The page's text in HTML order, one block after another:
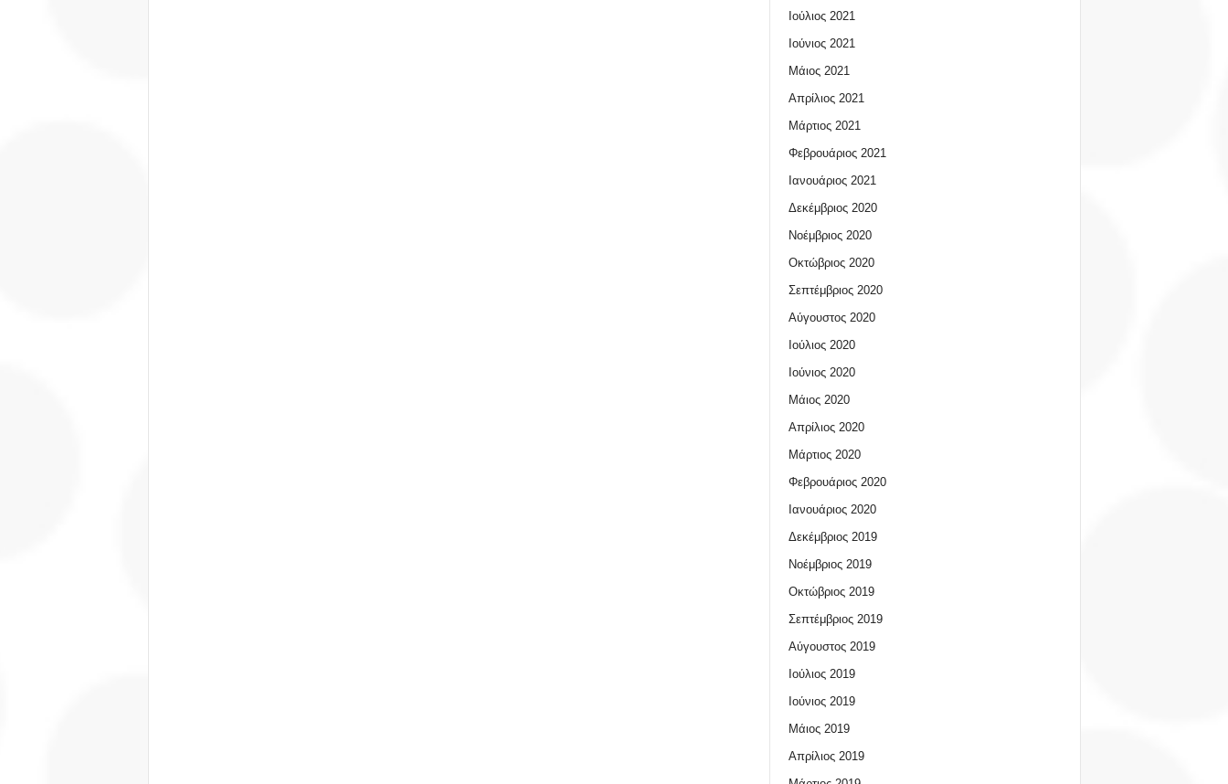
Ιούλιος 2021
Ιούνιος 2021
Μάιος 2021
Απρίλιος 2021
Μάρτιος 2021
Φεβρουάριος 2021
Ιανουάριος 2021
Δεκέμβριος 2020
Νοέμβριος 2020
Οκτώβριος 2020
Σεπτέμβριος 2020
Αύγουστος 2020
Ιούλιος 2020
Ιούνιος 2020
Μάιος 2020
Απρίλιος 2020
Μάρτιος 2020
Φεβρουάριος 2020
Ιανουάριος 2020
Δεκέμβριος 2019
Νοέμβριος 2019
Οκτώβριος 2019
Σεπτέμβριος 2019
Αύγουστος 2019
Ιούλιος 2019
Ιούνιος 2019
Μάιος 2019
Απρίλιος 2019